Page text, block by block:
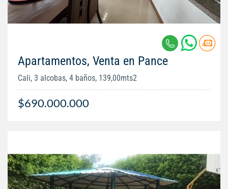
Apartamentos, Venta en Pance
Cali, 3 alcobas, 4 baños, 139,00mts2
$690.000.000